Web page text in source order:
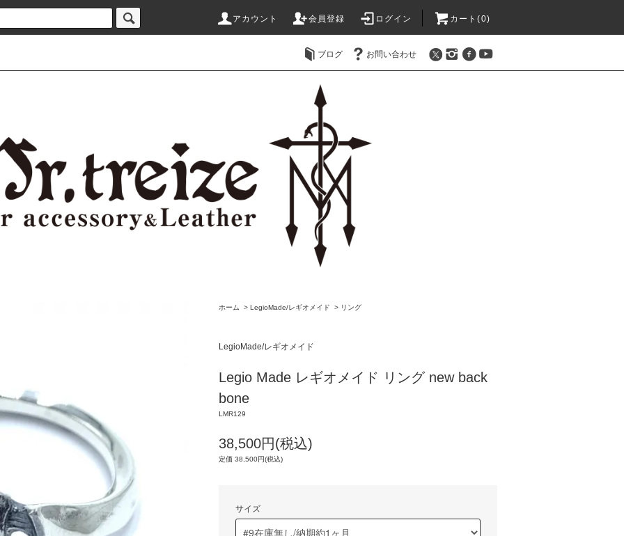
アカウント 会員登録 ログイン カート(0)
ブログ お問い合わせ
ホーム > LegioMade/レギオメイド > リング
LegioMade/レギオメイド
Legio Made レギオメイド リング new back
bone
LMR129
38,500円(税込)
定価 38,500円(税込)
サイズ